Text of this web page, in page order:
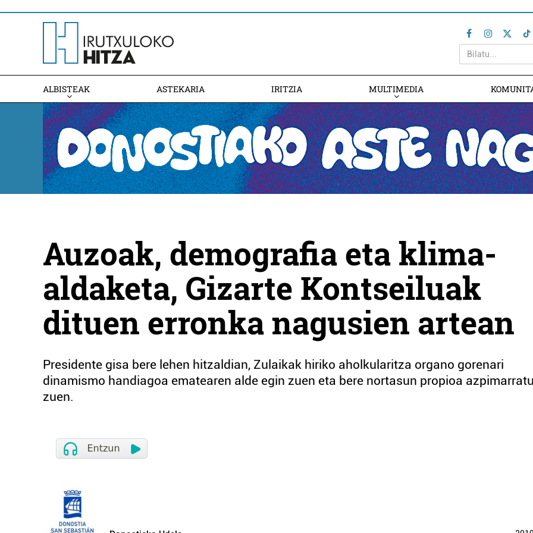
ALBISTEAK ASTEKARIA IRITZIA MULTIMEDIA
Auzoak, demografia eta klima-
aldaketa, Gizarte Kontseiluak
dituen erronka nagusien artean
Presidente gisa bere lehen hitzaldian, Zulaikak hiriko aholkularitza organo gorenari
dinamismo handiagoa ematearen alde egin zuen eta bere nortasun propioa azpimarratu
zuen.